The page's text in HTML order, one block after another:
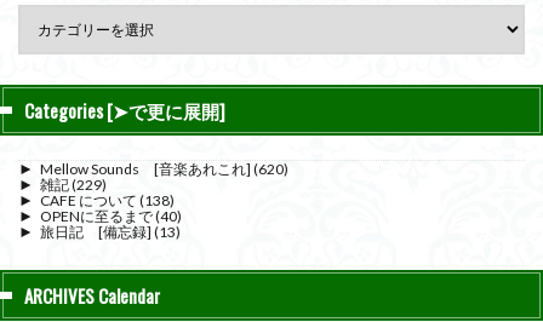
Categories [➤で更に展開]
► Mellow Sounds [音楽あれこれ] (620)
► 雑記(229)
► CAFE について (138)
► OPENに至るまで(40)
► 旅日記 [備忘録] (13)
ARCHIVES Calendar